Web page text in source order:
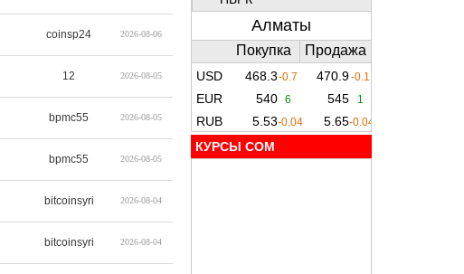
coinsp24 2026-08-06
12 2026-08-05
bpmc55 2026-08-05
bpmc55 2026-08-05
bitcoinsyri 2026-08-04
bitcoinsyri 2026-08-04
КУРСЫ COM